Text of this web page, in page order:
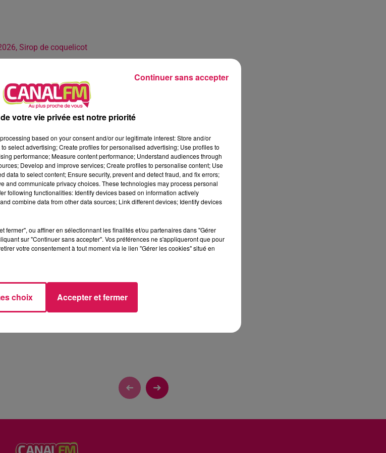
Sirop de coquelicot
de cuisine à sa manière
votre vie privée est notre priorité
based on your consent and/or our legitimate interest: Store and/or
select advertising; Create profiles for personalised advertising; Use profiles to
performance; Measure content performance; Understand audiences through
Develop and improve services; Create profiles to personalise content; Use
data to select content; Ensure security, prevent and detect fraud, and fix errors;
and communicate privacy choices. These technologies may process personal
following functionalities: Identify devices based on information actively
combine data from other data sources; Link different devices; Identify devices
fermer", ou affiner en sélectionnant les finalités et/ou partenaires dans "Gérer
sur "Continuer sans accepter". Vos préférences ne s'appliqueront que pour
votre consentement à tout moment via le lien "Gérer les cookies" situé en
choix Accepter et fermer
Continuer sans accepter